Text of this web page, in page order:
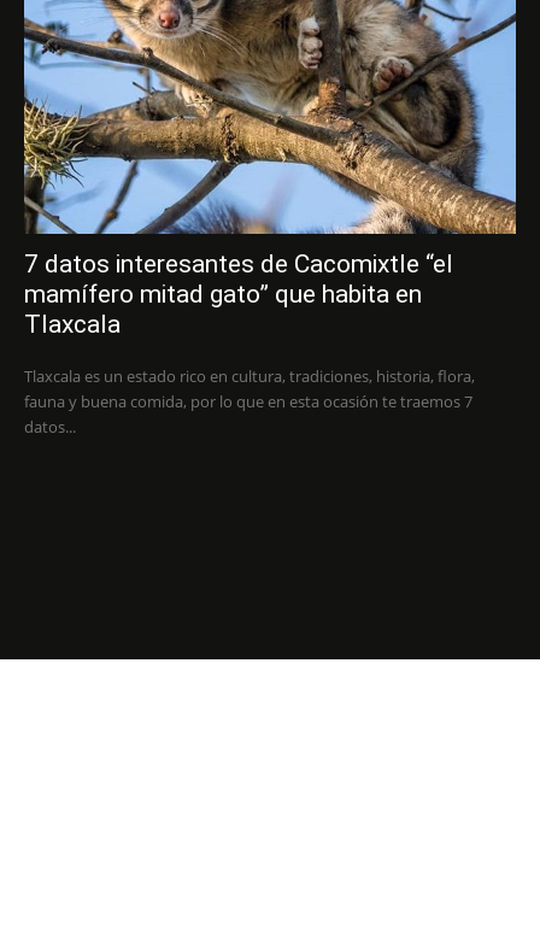
7 datos interesantes de Cacomixtle “el
mamífero mitad gato” que habita en
Tlaxcala
Tlaxcala es un estado rico en cultura, tradiciones, historia, flora,
fauna y buena comida, por lo que en esta ocasión te traemos 7
datos...